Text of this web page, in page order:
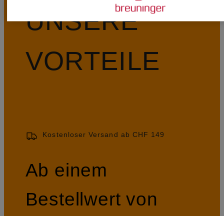
UNSERE
VORTEILE
Kostenloser Versand ab CHF 149
Ab einem
Bestellwert von